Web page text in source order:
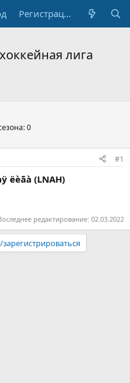
Регистрация
лига
0
#1
ëèãà (LNAH)
редактирование: 02.03.2022